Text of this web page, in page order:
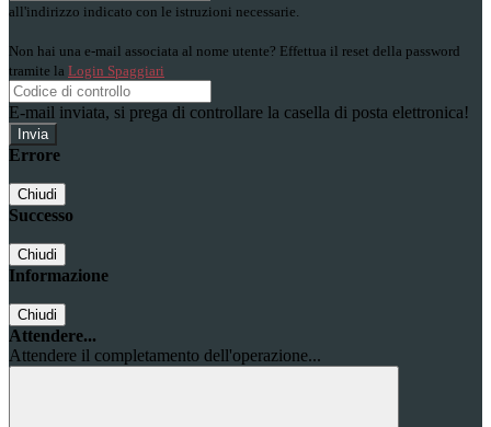
all'indirizzo indicato con le istruzioni necessarie.
Non hai una e-mail associata al nome utente? Effettua il reset della password
tramite la Login Spaggiari
E-mail inviata, si prega di controllare la casella di posta elettronica!
Errore
Chiudi
Successo
Chiudi
Informazione
Chiudi
Attendere...
Attendere il completamento dell'operazione...